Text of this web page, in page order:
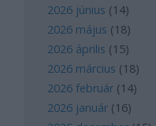
2026 június (14)
2026 május (18)
2026 április (15)
2026 március (18)
2026 február (14)
2026 január (16)